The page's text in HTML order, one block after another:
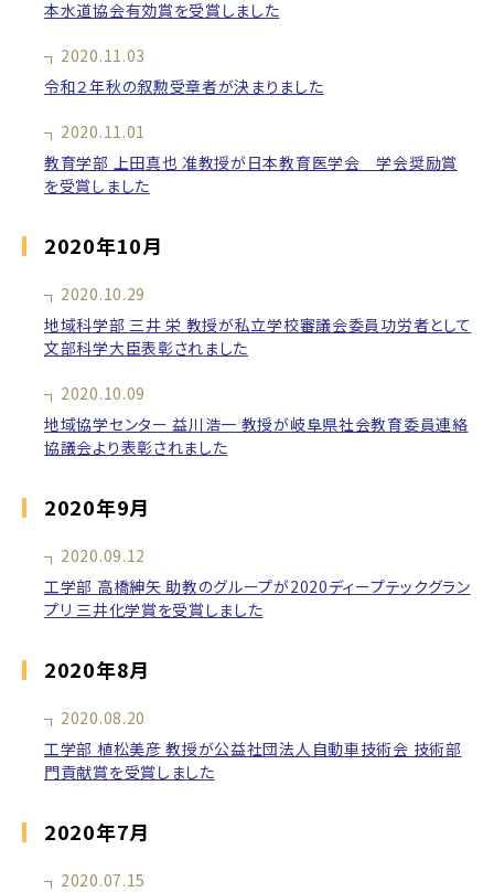
本水道協会有効賞を受賞しました
2020.11.03
令和２年秋の叙勲受章者が決まりました
2020.11.01
教育学部 上田真也 准教授が日本教育医学会 学会奨励賞
を受賞しました
2020年10月
2020.10.29
地域科学部 三井 栄 教授が私立学校審議会委員功労者として
文部科学大臣表彰されました
2020.10.09
地域協学センター 益川浩一 教授が岐阜県社会教育委員連絡
協議会より表彰されました
2020年9月
2020.09.12
工学部 高橋紳矢 助教のグループが2020ディープテックグラン
プリ 三井化学賞を受賞しました
2020年8月
2020.08.20
工学部 植松美彦 教授が公益社団法人自動車技術会 技術部
門貢献賞を受賞しました
2020年7月
2020.07.15